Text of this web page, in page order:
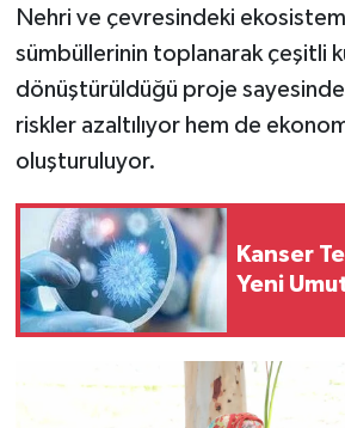
Nehri ve çevresindeki
sümbüllerinin toplanarak çeşitli
dönüştürüldüğü proje
riskler azaltılıyor hem de
oluşturuluyor.
Kanser
Yeni